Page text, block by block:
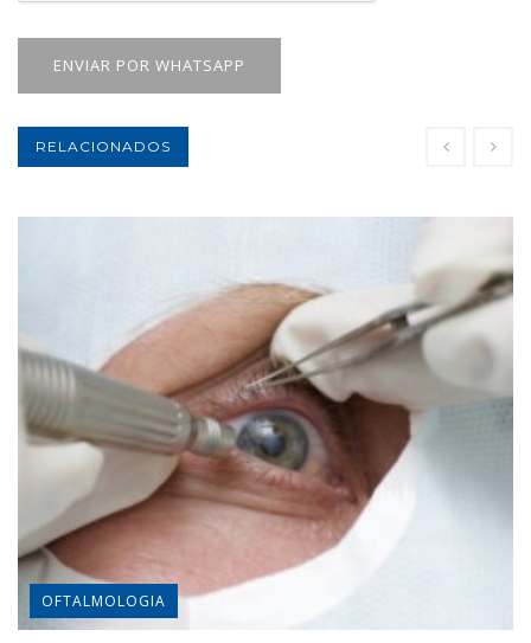
ENVIAR POR WHATSAPP
RELACIONADOS
OFTALMOLOGIA